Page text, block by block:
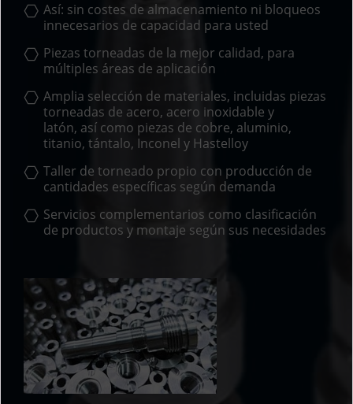
Así: sin costes de almacenamiento ni bloqueos
innecesarios de capacidad para usted
Piezas torneadas de la mejor calidad, para
múltiples áreas de aplicación
Amplia selección de materiales, incluidas piezas
torneadas de acero, acero inoxidable y
latón, así como piezas de cobre, aluminio,
titanio, tántalo, Inconel y Hastelloy
Taller de torneado propio con producción de
cantidades específicas según demanda
Servicios complementarios como clasificación
de productos y montaje según sus necesidades